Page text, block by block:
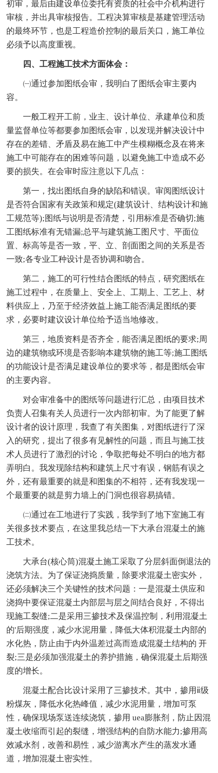
初审，最后由建设单位委托有资质的社会中介机构进行
审核，并出具审核报告。工程决算审核是基建管理活动
的最终环节，也是工程造价控制的最后关口，施工单位
必须予以高度重视。
四、工程施工技术方面体会：
㈠通过参加图纸会审，我明白了图纸会审主要内
容。
一般工程开工前，业主、设计单位、承建单位和质
量监督单位等都要参加图纸会审，以发现并解决设计中
存在的差错、矛盾及易在施工中产生模糊概念及在将来
施工中可能存在的困难等问题，以避免施工中造成不必
要的损失。在会审时应注意以下几点：
第一，找出图纸自身的缺陷和错误。审阅图纸设计
是否符合国家有关政策和规定(建筑设计、结构设计和施
工规范等);图纸与说明是否清楚，引用标准是否确切;施
工图纸标准有无错漏;总平与建筑施工图尺寸、平面位
置、标高等是否一致，平、立、剖面图之间的关系是否
一致;各专业工种设计是否协调和吻合。
第二，施工的可行性结合图纸的特点，研究图纸在
施工过程中，在质量上、安全上、工期上、工艺上、材
料供应上，乃至于经济效益上施工能否满足图纸的要
求，必要时建议设计单位给予适当地修改。
第三，地质资料是否齐全，能否满足图纸的要求;周
边的建筑物或环境是否影响本建筑物的施工等;施工图纸
的功能设计是否满足建设单位的要求等，都是图纸会审
的主要内容。
对会审准备中的图纸等问题进行汇总，由项目技术
负责人召集有关人员进行一次内部初审。为了能更了解
设计者的设计原理，我查了有关图集，对图纸进行了深
入的研究，提出了很多有见解性的问题，而且与施工技
术人员进行了激烈的讨论，争取把每处不明白的地方都
弄明白。我发现除结构和建筑上尺寸有误，钢筋有误之
外，还有最重要的就是和图集的不相符，还有我发现一
个最重要的就是剪力墙上的门洞也很容易搞错。
㈡通过在工地进行了实践，我学到了地下室施工有
关很多技术要点，在这里我总结一下大承台混凝土的施
工技术。
大承台(核心筒)混凝土施工采取了分层斜面倒退法的
浇筑方法。为了保证浇捣质量，除要求混凝土密实外，
还必须解决三个关键性的技术问题：一是混凝土供应和
浇捣中要保证混凝土内部层与层之间结合良好，不得出
现施工裂缝;二是采用三掺技术及保温控制，利用混凝土
的'后期强度，减少水泥用量，降低大体积混凝土内部的
水化热，防止由于内外温差过高而造成混凝土结构的 开
裂;三是必须加强混凝土的养护措施，确保混凝土后期强
度的增长。
混凝土配合比设计采用了三掺技术。其中，掺用ⅱ级
粉煤灰，降低水化热峰值，减少水泥用量，增加可泵
性，确保现场泵送连续浇筑，掺用 uea膨胀剂，防止因混
凝土收缩而引起的裂缝，增强结构的自防水能力;掺用高
效减水剂，改善和易性，减少游离水产生的蒸发水通
道，增加混凝土密实性。